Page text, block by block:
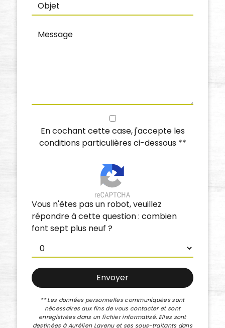
En cochant cette case, j'accepte les
conditions particulières ci-dessous **
Vous n'êtes pas un robot, veuillez
répondre à cette question : combien
font sept plus neuf ?
Envoyer
** Les données personnelles communiquées sont
nécessaires aux fins de vous contacter et sont
enregistrées dans un fichier informatisé. Elles sont
destinées à Aurélien Lavenu et ses sous-traitants dans